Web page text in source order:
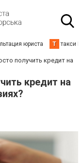
юриста Т такси
получить кредит на
кредит на